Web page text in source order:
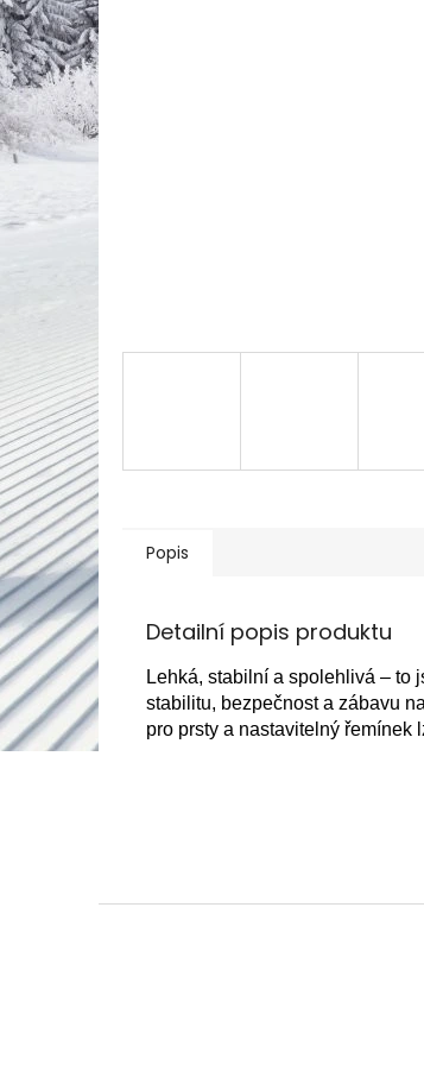
Popis
Detailní popis produktu
Lehká, stabilní a spolehlivá – to
stabilitu, bezpečnost a zábavu
pro prsty a nastavitelný řemínek